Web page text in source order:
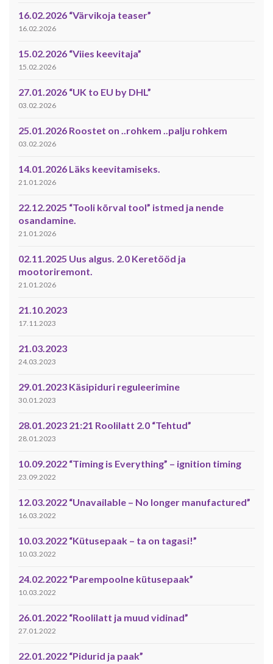
16.02.2026 “Värvikoja teaser”
16.02.2026
15.02.2026 “Viies keevitaja”
15.02.2026
27.01.2026 “UK to EU by DHL”
03.02.2026
25.01.2026 Roostet on ..rohkem ..palju rohkem
03.02.2026
14.01.2026 Läks keevitamiseks.
21.01.2026
22.12.2025 “Tooli kõrval tool” istmed ja nende
osandamine.
21.01.2026
02.11.2025 Uus algus. 2.0 Keretööd ja
mootoriremont.
21.01.2026
21.10.2023
17.11.2023
21.03.2023
24.03.2023
29.01.2023 Käsipiduri reguleerimine
30.01.2023
28.01.2023 21:21 Roolilatt 2.0 “Tehtud”
28.01.2023
10.09.2022 “Timing is Everything” – ignition timing
23.09.2022
12.03.2022 “Unavailable – No longer manufactured”
16.03.2022
10.03.2022 “Kütusepaak – ta on tagasi!”
10.03.2022
24.02.2022 “Parempoolne kütusepaak”
10.03.2022
26.01.2022 “Roolilatt ja muud vidinad”
27.01.2022
22.01.2022 “Pidurid ja paak”